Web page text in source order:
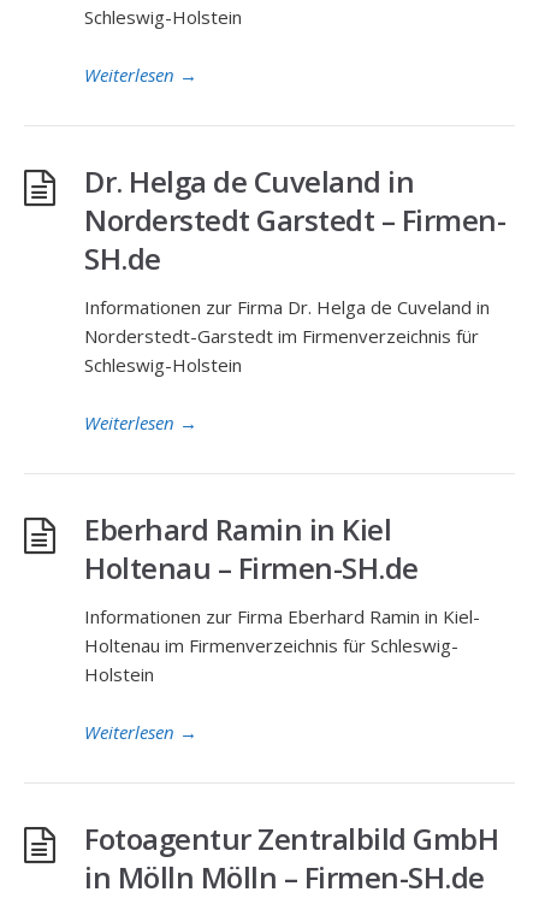
Schleswig-Holstein
Weiterlesen →
Dr. Helga de Cuveland in
Norderstedt Garstedt – Firmen-
SH.de
Informationen zur Firma Dr. Helga de Cuveland in
Norderstedt-Garstedt im Firmenverzeichnis für
Schleswig-Holstein
Weiterlesen →
Eberhard Ramin in Kiel
Holtenau – Firmen-SH.de
Informationen zur Firma Eberhard Ramin in Kiel-
Holtenau im Firmenverzeichnis für Schleswig-
Holstein
Weiterlesen →
Fotoagentur Zentralbild GmbH
in Mölln Mölln – Firmen-SH.de